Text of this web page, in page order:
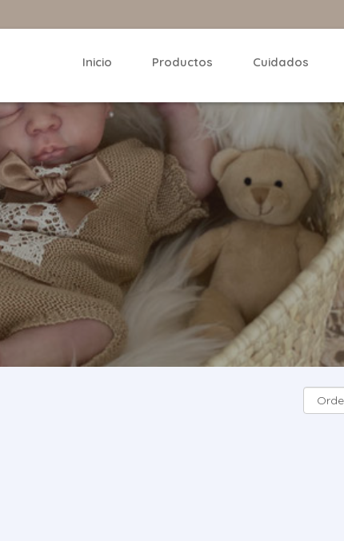
Inicio Productos Cuidados